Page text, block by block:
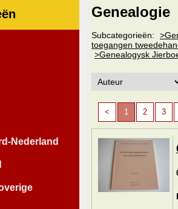
Nederland
Genealogie
Subcategorieën:
toegangen
>Genealogysk
< 1 2 3